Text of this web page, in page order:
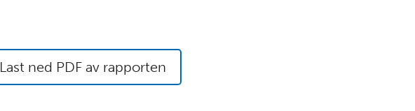
Last ned PDF av rapporten